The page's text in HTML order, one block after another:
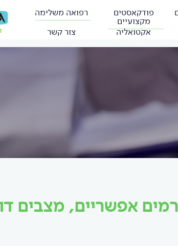
פודקאסטים
מקצועיים
רפואה משלימה
אקטואליה צור קשר
אפשריים, מצבים